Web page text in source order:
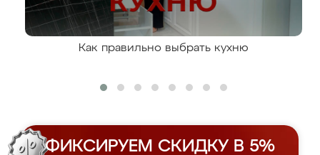
Как правильно выбрать кухню
ФИКСИРУЕМ СКИДКУ В 5%